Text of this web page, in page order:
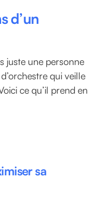
d’un
juste une personne
qui veille
ce qu’il prend en
sa